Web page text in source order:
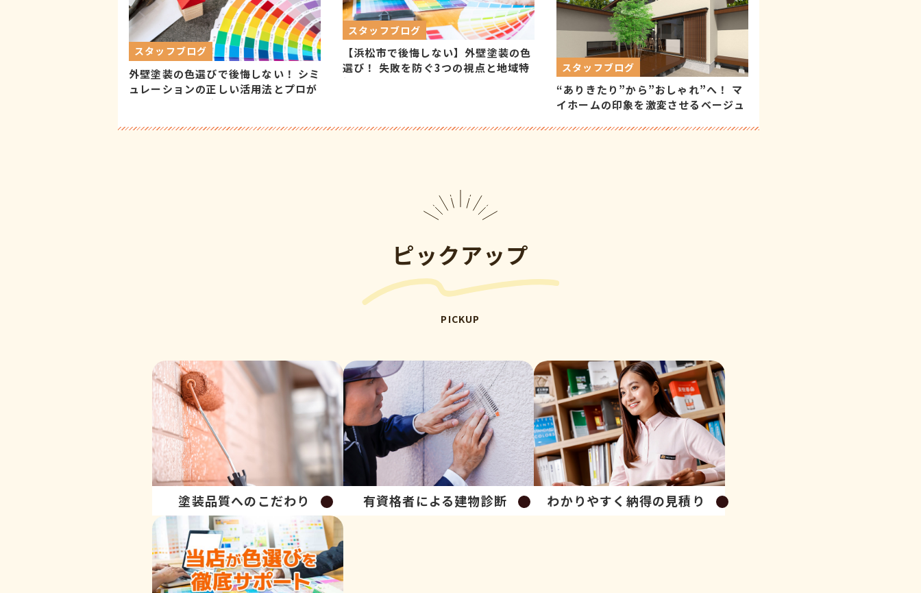
スタッフブログ
外壁塗装の色選びで後悔しない！ シミ
ュレーションの正しい活用法とプロが
教える成功の秘訣
スタッフブログ
【浜松市で後悔しない】外壁塗装の色
選び！ 失敗を防ぐ3つの視点と地域特
スタッフブログ
“ありきたり”から”おしゃれ”へ！ マ
イホームの印象を激変させるベージュ
ピックアップ
PICKUP
塗装品質へのこだわり 有資格者による建物診断 わかりやすく納得の見積り